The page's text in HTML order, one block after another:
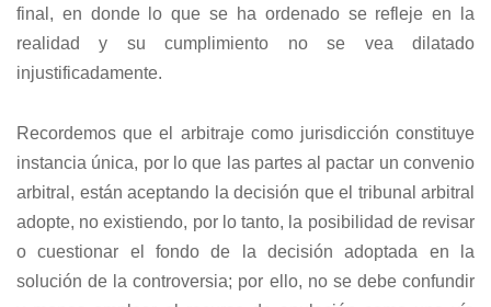
final, en donde lo que se ha ordenado se refleje en la
realidad y su cumplimiento no se vea dilatado
injustificadamente.
Recordemos que el arbitraje como jurisdicción constituye
instancia única, por lo que las partes al pactar un convenio
arbitral, están aceptando la decisión que el tribunal arbitral
adopte, no existiendo, por lo tanto, la posibilidad de revisar
o cuestionar el fondo de la decisión adoptada en la
solución de la controversia; por ello, no se debe confundir